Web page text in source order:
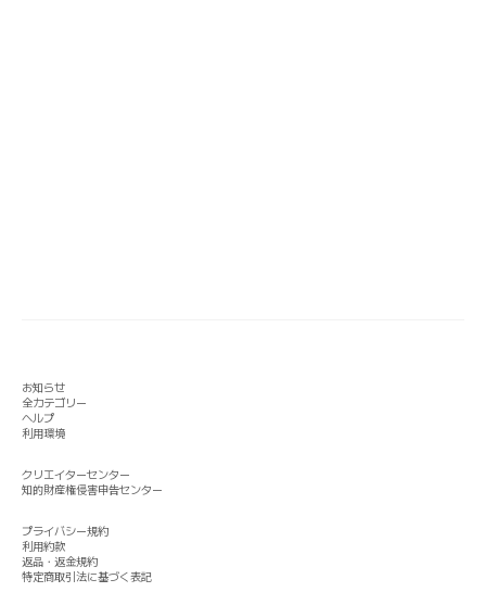
お知らせ
全カテゴリー
ヘルプ
利用環境
クリエイターセンター
知的財産権侵害申告センター
プライバシー規約
利用約款
返品・返金規約
特定商取引法に基づく表記